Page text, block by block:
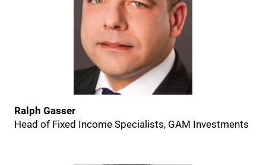
Ralph Gasser
Head of Fixed Income Specialists, GAM Investments